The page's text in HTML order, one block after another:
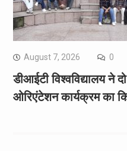
August 7, 2026 0
डीआईटी विश्वविद्यालय ने
ओरिएंटेशन कार्यक्रम का